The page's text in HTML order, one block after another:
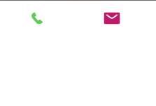
Rücksendung